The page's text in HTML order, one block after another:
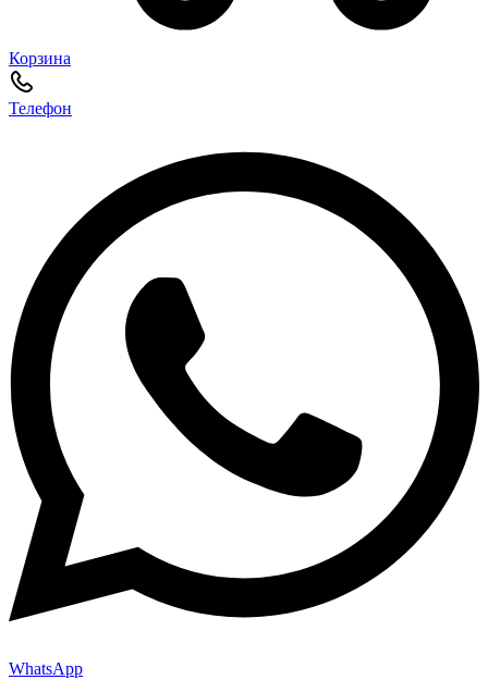
Корзина
Телефон
WhatsApp